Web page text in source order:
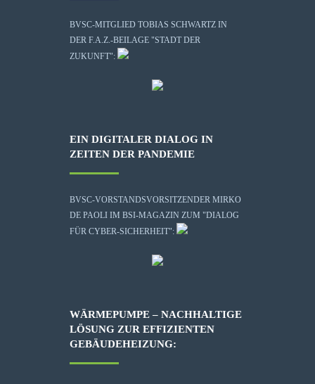
BVSC-MITGLIED TOBIAS SCHWARTZ IN
DER F.A.Z.-BEILAGE "STADT DER
ZUKUNFT":
EIN DIGITALER DIALOG IN
ZEITEN DER PANDEMIE
BVSC-VORSTANDSVORSITZENDER MIRKO
DE PAOLI IM BSI-MAGAZIN ZUM "DIALOG
FÜR CYBER-SICHERHEIT":
WÄRMEPUMPE – NACHHALTIGE
LÖSUNG ZUR EFFIZIENTEN
GEBÄUDEHEIZUNG: